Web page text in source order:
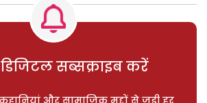
डिजिटल सब्सक्राइब करें